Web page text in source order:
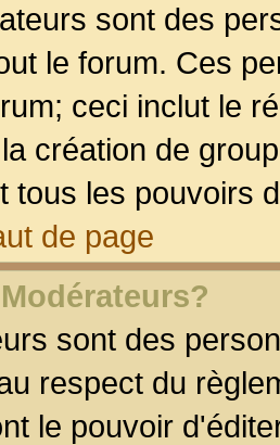
sont des
le forum. Ces
ceci inclut le
création de
tous les pouvoirs
de page
sont des
respect du
le pouvoir